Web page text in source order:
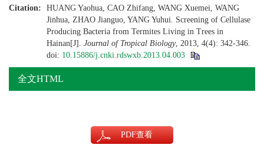
Citation:
HUANG Yaohua, CAO Zhifang, WANG Xuemei, WANG
Jinhua, ZHAO Jianguo, YANG Yuhui. Screening of Cellulase
Producing Bacteria from Termites Living in Trees in
Hainan[J]. Journal of Tropical Biology, 2013, 4(4): 342-346.
doi: 10.15886/j.cnki.rdswxb.2013.04.003
全文HTML
PDF查看